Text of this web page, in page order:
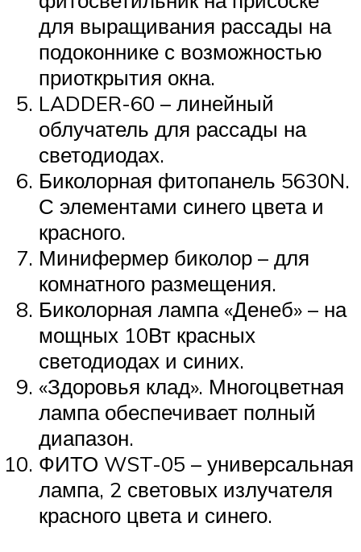
для выращивания рассады на
подоконнике с возможностью
приоткрытия окна.
LADDER-60 – линейный
облучатель для рассады на
светодиодах.
Биколорная фитопанель 5630N.
С элементами синего цвета и
красного.
Минифермер биколор – для
комнатного размещения.
Биколорная лампа «Денеб» – на
мощных 10Вт красных
светодиодах и синих.
«Здоровья клад». Многоцветная
лампа обеспечивает полный
диапазон.
ФИТО WST-05 – универсальная
лампа, 2 световых излучателя
красного цвета и синего.